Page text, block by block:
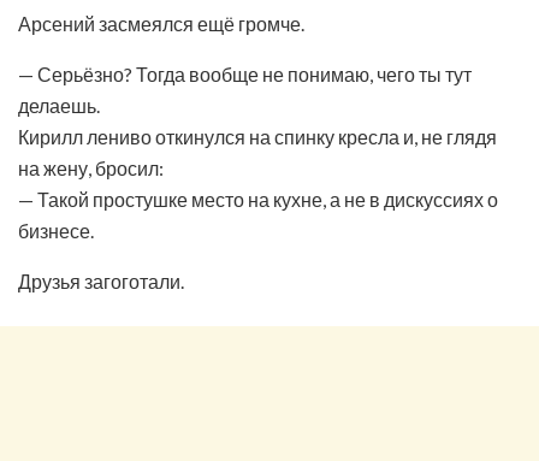
Арсений засмеялся ещё громче.
— Серьёзно? Тогда вообще не понимаю, чего ты тут
делаешь.
Кирилл лениво откинулся на спинку кресла и, не глядя
на жену, бросил:
— Такой простушке место на кухне, а не в дискуссиях о
бизнесе.
Друзья загоготали.